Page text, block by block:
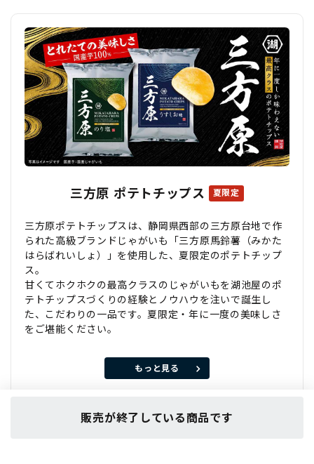
販売が終了している商品です
三方原 ポテトチップス 夏限定
三方原ポテトチップスは、静岡県西部の三方原台地で作
られた高級ブランドじゃがいも「三方原馬鈴薯（みかた
はらばれいしょ）」を使用した、夏限定のポテトチップ
ス。
甘くてホクホクの最高クラスのじゃがいもを湖池屋のポ
テトチップスづくりの経験とノウハウを注いで誕生し
た、こだわりの一品です。夏限定・年に一度の美味しさ
をご堪能ください。
もっと見る